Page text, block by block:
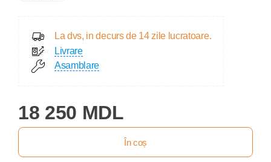
La dvs, in decurs de 14 zile lucratoare.
Livrare
Asamblare
18 250 MDL
În coș